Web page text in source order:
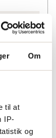
Om
til at
IP-
og